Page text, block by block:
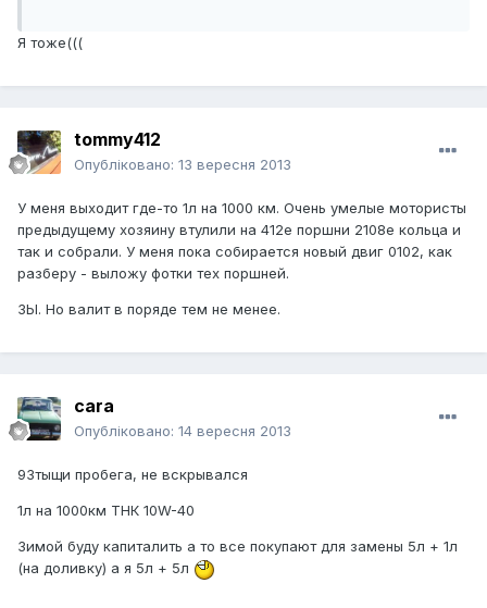
Я тоже(((
tommy412
Опубліковано: 13 вересня 2013
У меня выходит где-то 1л на 1000 км. Очень умелые мотористы
предыдущему хозяину втулили на 412е поршни 2108е кольца и
так и собрали. У меня пока собирается новый двиг 0102, как
разберу - выложу фотки тех поршней.
ЗЫ. Но валит в поряде тем не менее.
cara
Опубліковано: 14 вересня 2013
93тыщи пробега, не вскрывался
1л на 1000км ТНК 10W-40
Зимой буду капиталить а то все покупают для замены 5л + 1л
(на доливку) а я 5л + 5л